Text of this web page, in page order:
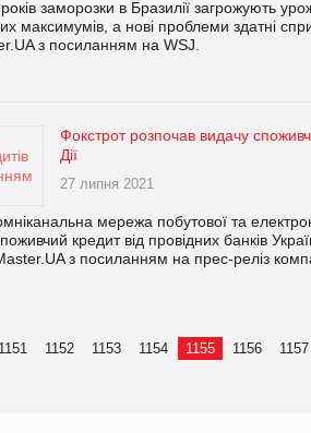
заморозки в Бразилії загрожують
максимумів, а нові проблеми здатні
з посиланням на WSJ.
Фокстрот розпочав видачу
Дії
27 липня 2021
мережа побутової та
кредит від провідних банків
з посиланням на прес-реліз
1151 1152 1153 1154 1155 1156 1157